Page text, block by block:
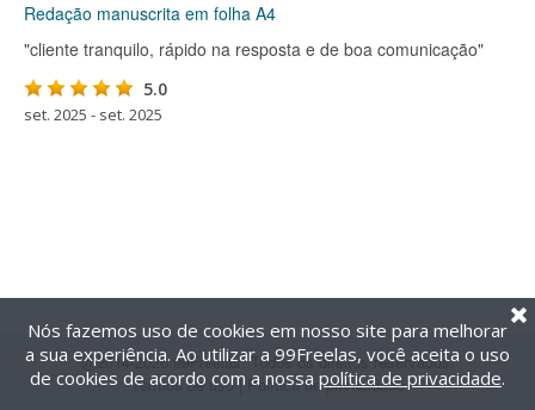
Redação manuscrita em folha A4
"cliente tranquilo, rápido na resposta e de boa comunicação"
5.0
set. 2025 - set. 2025
@2014-2026 99Freelas. Todos os direitos reservados.
Termos de uso| Política de privacidade
Nós fazemos uso de cookies em nosso site para melhorar
a sua experiência. Ao utilizar a 99Freelas, você aceita o uso
de cookies de acordo com a nossa política de privacidade.